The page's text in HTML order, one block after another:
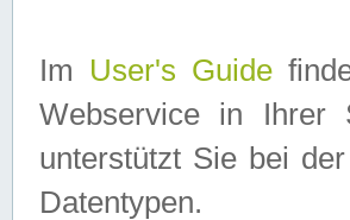
Im User's Guide
Webservice in Ihrer
unterstützt Sie bei
Datentypen.